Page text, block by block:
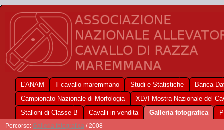
L'ANAM Il cavallo maremmano Studi e Statistiche
Banca
Campionato Nazionale di Morfologia
XLVI Mostra Nazionale del
Stalloni di Classe B
Cavalli in vendita Galleria fotografica
Percorso: Galleria fotografica / 2008